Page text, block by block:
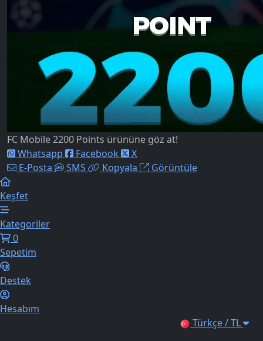
FC Mobile 2200 Points ürününe göz at!
Whatsapp
Facebook
X
E-Posta
SMS Kopyala Görüntüle
Keşfet
Kategoriler
0
Sepetim
Destek
Hesabım
Türkçe / TL